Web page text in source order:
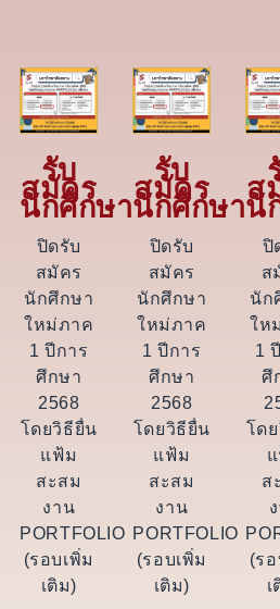
รับ
สมัคร
นักศึกษา
ปิดรับ
สมัคร
นักศึกษา
ใหม่ภาค
1 ปีการ
ศึกษา
2568
โดยวิธียื่น
แฟ้ม
สะสม
งาน
PORTFOLIO
(รอบเพิ่ม
เติม)
รับ
สมัคร
นักศึกษา
ปิดรับ
สมัคร
นักศึกษา
ใหม่ภาค
1 ปีการ
ศึกษา
2568
โดยวิธียื่น
แฟ้ม
สะสม
งาน
PORTFOLIO
(รอบเพิ่ม
เติม)
ส
นั
ปิ
ส
นัก
ให
1
ศึ
โด
ส
(ร